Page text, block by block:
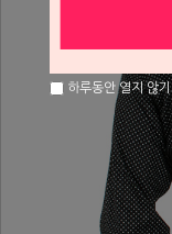
하루동안 열지 않기